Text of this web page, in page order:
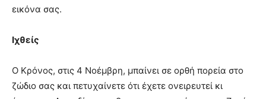
εικόνα σας.
Ιχθείς
Ο Κρόνος, στις 4 Νοέμβρη, μπαίνει σε ορθή πορεία στο
ζώδιο σας και πετυχαίνετε ότι έχετε ονειρευτεί κι